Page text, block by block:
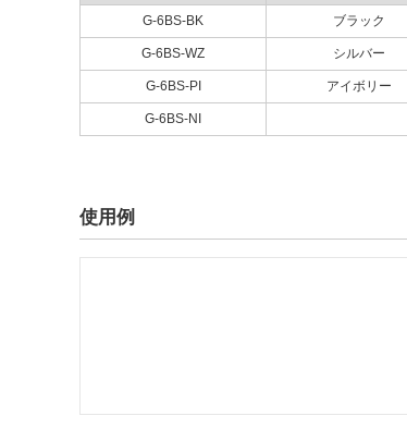
G-6BS-BK ブラック
G-6BS-WZ シルバー
G-6BS-PI アイボリー
G-6BS-NI
使用例